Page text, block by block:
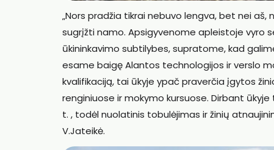
„Nors pradžia tikrai nebuvo lengva, bet nei
sugrįžti namo. Apsigyvenome apleistoje vyro
ūkininkavimo subtilybes, supratome, kad
esame baigę Alantos technologijos ir verslo
kvalifikaciją, tai ūkyje ypač praverčia įgytos
renginiuose ir mokymo kursuose. Dirbant
t. , todėl nuolatinis tobulėjimas ir žinių
V.Jateikė.